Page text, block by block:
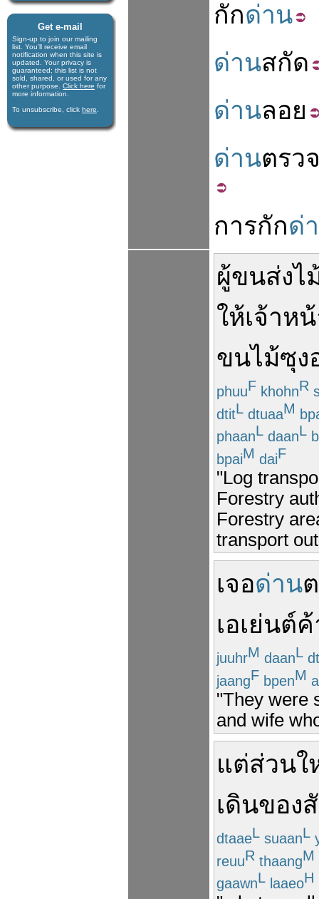
Get e-mail
Sign-up to join our mail­ing
list. You'll receive e­mail
notification when this site is
updated. Your privacy is
guaran­teed; this list is not
sold, shared, or used for any
other purpose. Click here for
more infor­mation.
To unsubscribe, click here
กักด่าน
ด่านสกัด
ด่านลอย
ด่านตรว
การกักด่
ผู้ขนส่งไ
ให้เจ้าห
ขนไม้ซุง
phuuF khohnR
dtitL dtuaaM
phaanL daanL
bpaiM daiF
"Log
Forestry
Forestry
transport
เจอด่าน
เอเย่นต์ค้
juuhrM daanL
jaangF bpenM
"They were
and wife
แต่ส่วน
เดินของ
dtaaeL suaanL
reuuR thaangM
gaawnL laaeoH